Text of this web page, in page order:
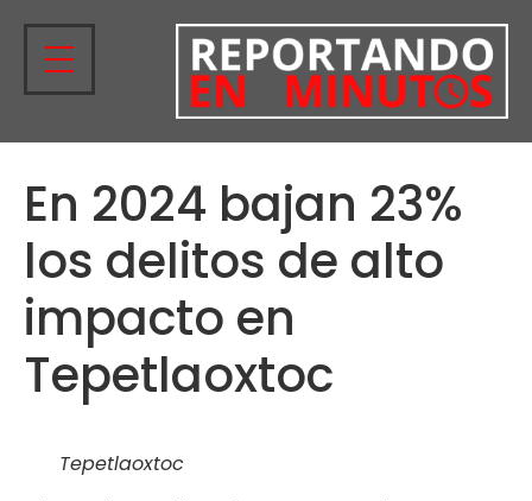
En 2024 bajan 23%
los delitos de alto
impacto en
Tepetlaoxtoc
Tepetlaoxtoc